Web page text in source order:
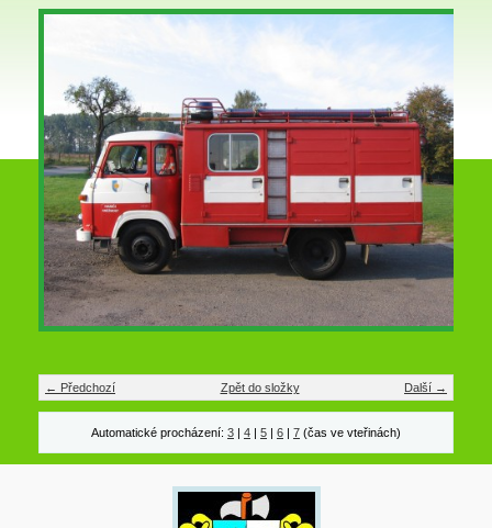
← Předchozí Další →
Zpět do složky
Automatické procházení: 3 | 4 | 5 | 6 | 7 (čas ve vteřinách)